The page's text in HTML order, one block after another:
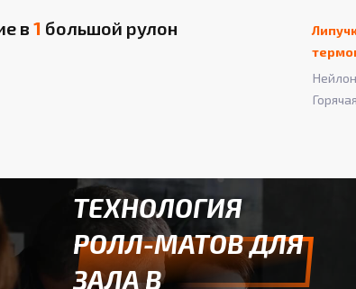
в 1 большой рулон
ТЕХНОЛОГИЯ
РОЛЛ-МАТОВ ДЛЯ
ЗАЛА В